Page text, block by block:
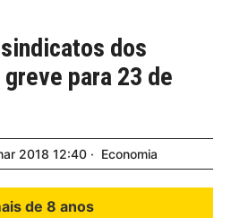
dos
para 23 de
2018 12:40 Economia
de 8 anos